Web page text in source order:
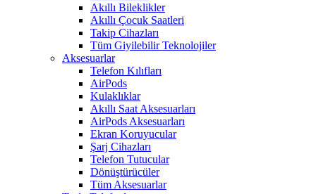
Akıllı Bileklikler
Akıllı Çocuk Saatleri
Takip Cihazları
Tüm Giyilebilir Teknolojiler
Aksesuarlar
Telefon Kılıfları
AirPods
Kulaklıklar
Akıllı Saat Aksesuarları
AirPods Aksesuarları
Ekran Koruyucular
Şarj Cihazları
Telefon Tutucular
Dönüştürücüler
Tüm Aksesuarlar